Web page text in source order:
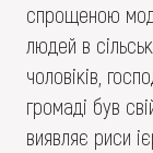
спрощеною
людей в
чоловіків,
громаді був
виявляє риси